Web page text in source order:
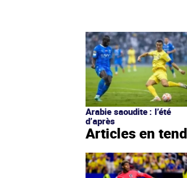
Arabie saoudite : l’été
d’après
Articles en